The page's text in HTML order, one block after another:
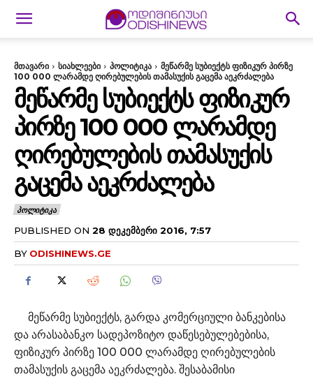
მთავარი სიახლეები პოლიტიკა
მეწარმე სუბიექტს ფიზიკურ პირზე
100 000 ლარამდე ღირებულების თამასუქის გაცემა აეკრძალება
ᲛᲔᲬᲐᲠᲛᲔ ᲡᲣᲑᲘᲔᲥᲢᲡ ᲤᲘᲖᲘᲙᲣᲠ
ᲞᲘᲠᲖᲔ 100 000 ᲚᲐᲠᲐᲛᲓᲔ
ᲦᲘᲠᲔᲑᲣᲚᲔᲑᲘᲡ ᲗᲐᲛᲐᲡᲣᲥᲘᲡ
ᲒᲐᲪᲔᲛᲐ ᲐᲔᲙᲠᲫᲐᲚᲔᲑᲐ
ᲞᲝᲚᲘᲢᲘᲙᲐ
PUBLISHED ON 28 ᲓᲔᲙᲔᲛᲑᲔᲠᲘ 2016, 7:57
BY ODISHINEWS.GE
მეწარმე სუბიექტს, გარდა კომერციული ბანკებისა
და არასაბანკო სადეპოზიტო დაწესებულებებისა,
ფიზიკურ პირზე 100 000 ლარამდე ღირებულების
თამასუქის გაცემა აეკრძალება. შესაბამისი